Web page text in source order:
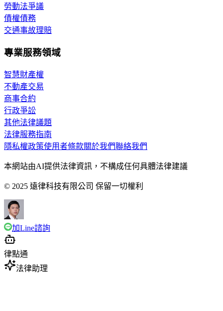
勞動法爭議
債權債務
交通事故理賠
專業服務領域
智慧財產權
不動產交易
商事合約
行政爭訟
其他法律議題
法律服務指南
隱私權政策使用者條款關於我們聯絡我們
本網站由AI提供法律資訊，不構成任何具體法律建議
© 2025 遠律科技有限公司 保留一切權利
加Line諮詢
律點通
法律助理